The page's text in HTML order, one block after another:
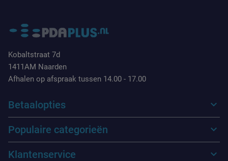
Kobaltstraat 7d
1411AM Naarden
Afhalen op afspraak tussen 14.00 - 17.00
Betaalopties
Populaire categorieën
Klantenservice